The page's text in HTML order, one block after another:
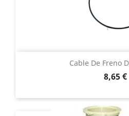
Cable De Freno
Precio
8,65 €